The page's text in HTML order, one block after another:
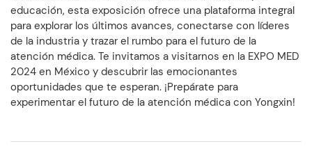
educación, esta exposición ofrece una plataforma integral
para explorar los últimos avances, conectarse con líderes
de la industria y trazar el rumbo para el futuro de la
atención médica. Te invitamos a visitarnos en la EXPO MED
2024 en México y descubrir las emocionantes
oportunidades que te esperan. ¡Prepárate para
experimentar el futuro de la atención médica con Yongxin!